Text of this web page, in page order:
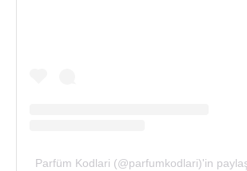
Parfüm Kodlari (@parfumkodlari)'in